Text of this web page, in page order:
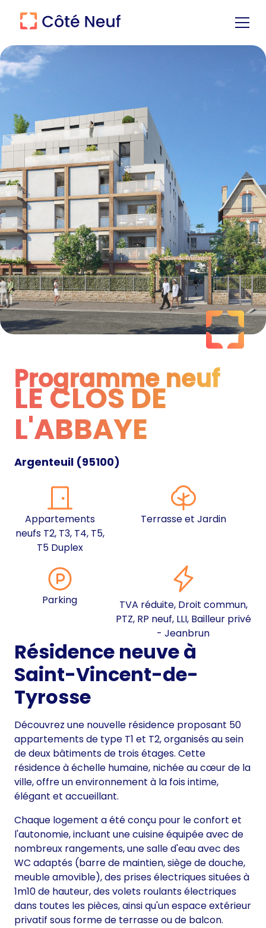
Programme neuf
Programme neuf
LE CLOS DE
L'ABBAYE
Argenteuil (95100)
Appartements
neufs T2, T3, T4, T5,
T5 Duplex
Terrasse et Jardin
Parking
TVA réduite, Droit commun,
PTZ, RP neuf, LLI, Bailleur privé
- Jeanbrun
Résidence neuve à
Saint-Vincent-de-
Tyrosse
Découvrez une nouvelle résidence proposant 50
appartements de type T1 et T2, organisés au sein
de deux bâtiments de trois étages. Cette
résidence à échelle humaine, nichée au cœur de la
ville, offre un environnement à la fois intime,
élégant et accueillant.
Chaque logement a été conçu pour le confort et
l'autonomie, incluant une cuisine équipée avec de
nombreux rangements, une salle d'eau avec des
WC adaptés (barre de maintien, siège de douche,
meuble amovible), des prises électriques situées à
1m10 de hauteur, des volets roulants électriques
dans toutes les pièces, ainsi qu'un espace extérieur
privatif sous forme de terrasse ou de balcon.